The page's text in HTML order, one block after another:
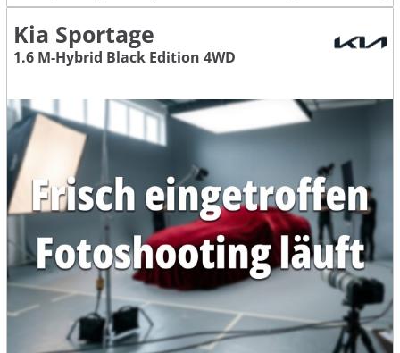
Kia Sportage
1.6 M-Hybrid Black Edition 4WD